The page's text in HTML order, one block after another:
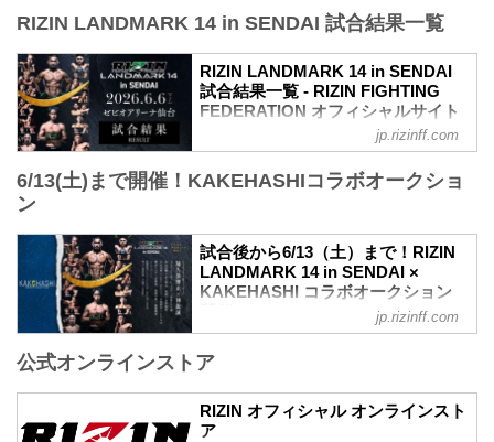
配信チケットが、5月15日（金）12時より
ABEMA、U-NEXTにて販売がスタートし
たぞ！（※スカパー！は5/23(土)販売開
始）
お得なPPV前売りチケットは、大会前日
の6月5日（金）23:59まで販売！
会場に来られない方、また会場にも行く
が実況・解説ありで試合を見たい方は是
LANDMARK 14 in SENDAIを全試合リア
ルタイ...
RIZIN LANDMARK 14 in SENDAI 試合結果一覧
RIZIN LANDMARK 14 in SENDAI
試合結果一覧 - RIZIN FIGHTING
FEDERATION オフィシャルサイト
第8試合／扇久保博正 vs. 神龍誠
RIZIN MMAルール：5分 3R（57.0kg）
≫ 試合結果詳細
第7試合／元谷友貴 vs. トニー・ララミー
RIZIN MMAルール：5分 3R（59.0kg）
≫ 試合結果詳細
第6試合／酒井リョウ vs. 貴賢神
RIZIN MMAルール：5分 3R（121.2kg）
...
jp.rizinff.com
6/13(土)まで開催！KAKEHASHIコラボオークショ
ン
試合後から6/13（土）まで！RIZIN
LANDMARK 14 in SENDAI ×
KAKEHASHI コラボオークション
開催！ - RIZIN FIGHTING
FEDERATION オフィシャルサイト
今回のオークションも、オークションプ
ラボオークションの開催が決定し、ゼビ
オアリーナ仙台からRIZINファンの皆様
jp.rizinff.com
公式オンラインストア
RIZIN オフィシャル オンラインスト
ア